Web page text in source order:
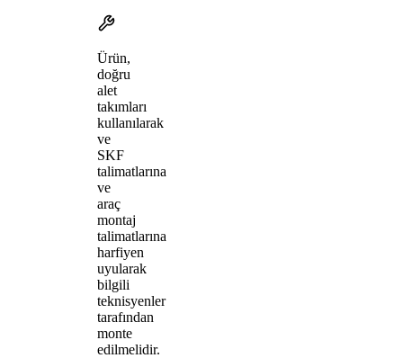
Ürün,
doğru
alet
takımları
kullanılarak
ve
SKF
talimatlarına
ve
araç
montaj
talimatlarına
harfiyen
uyularak
bilgili
teknisyenler
tarafından
monte
edilmelidir.